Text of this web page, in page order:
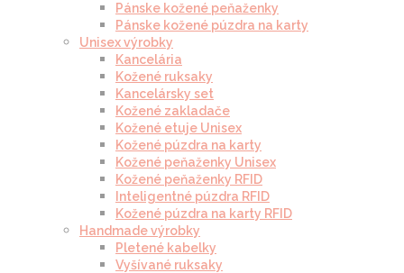
Pánske kožené peňaženky
Pánske kožené púzdra na karty
Unisex výrobky
Kancelária
Kožené ruksaky
Kancelársky set
Kožené zakladače
Kožené etuje Unisex
Kožené púzdra na karty
Kožené peňaženky Unisex
Kožené peňaženky RFID
Inteligentné púzdra RFID
Kožené púzdra na karty RFID
Handmade výrobky
Pletené kabelky
Vyšívané ruksaky